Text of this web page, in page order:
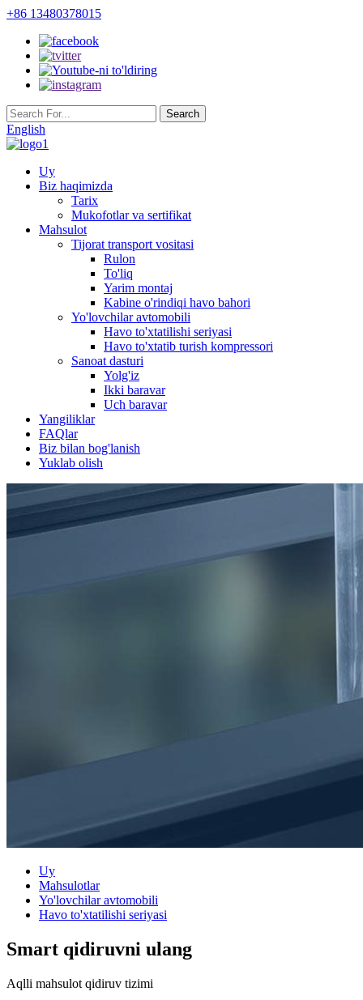
+86 13480378015
English
Uy
Biz haqimizda
Tarix
Mukofotlar va sertifikat
Mahsulot
Tijorat transport vositasi
Rulon
To'liq
Yarim montaj
Kabine o'rindiqi havo bahori
Yo'lovchilar avtomobili
Havo to'xtatilishi seriyasi
Havo to'xtatib turish kompressori
Sanoat dasturi
Yolg'iz
Ikki baravar
Uch baravar
Yangiliklar
FAQlar
Biz bilan bog'lanish
Yuklab olish
Uy
Mahsulotlar
Yo'lovchilar avtomobili
Havo to'xtatilishi seriyasi
Smart qidiruvni ulang
Aqlli mahsulot qidiruv tizimi